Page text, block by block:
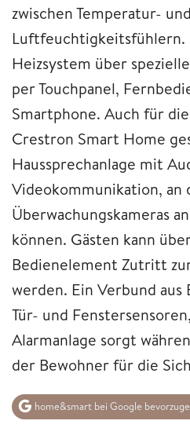
zwischen Temperatur- und
Luftfeuchtigkeitsfühlern.
Heizsystem über
per Touchpanel,
Smartphone. Auch für
Crestron Smart Home
Haussprechanlage mit
Videokommunikation, an
Überwachungskameras
können. Gästen kann
Bedienelement Zutritt
werden. Ein Verbund aus
Tür- und
Alarmanlage sorgt
der Bewohner für die
home&smart bei Google